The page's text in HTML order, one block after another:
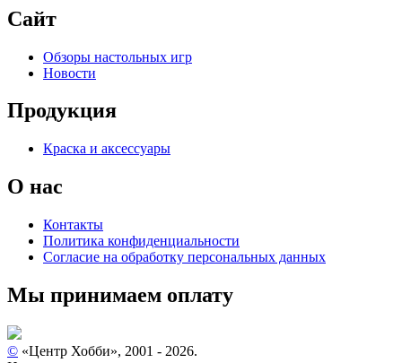
Сайт
Обзоры настольных игр
Новости
Продукция
Краска и аксессуары
О нас
Контакты
Политика конфиденциальности
Согласие на обработку персональных данных
Мы принимаем оплату
© «Центр Хобби», 2001 - 2026.